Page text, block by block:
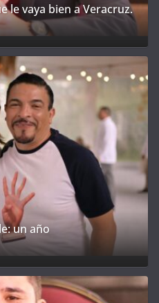
le vaya bien a Veracruz.
un año